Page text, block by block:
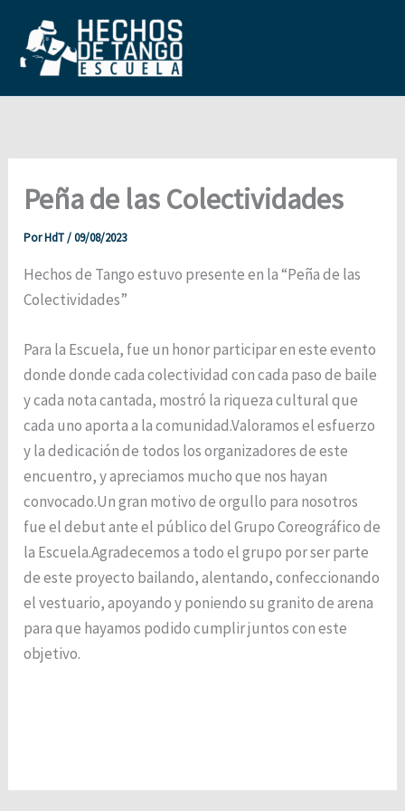
contenido
Peña de las Colectividades
PorHdT/09/08/2023
Hechos de Tango estuvo presente en la “Peña de las
Colectividades”
Para la Escuela, fue un honor participar en este evento
donde donde cada colectividad con cada paso de baile
y cada nota cantada, mostró la riqueza cultural que
cada uno aporta a la comunidad.Valoramos el esfuerzo
y la dedicación de todos los organizadores de este
encuentro, y apreciamos mucho que nos hayan
convocado.Un gran motivo de orgullo para nosotros
fue el debut ante el público del Grupo Coreográfico de
la Escuela.Agradecemos a todo el grupo por ser parte
de este proyecto bailando, alentando, confeccionando
el vestuario, apoyando y poniendo su granito de arena
para que hayamos podido cumplir juntos con este
objetivo.